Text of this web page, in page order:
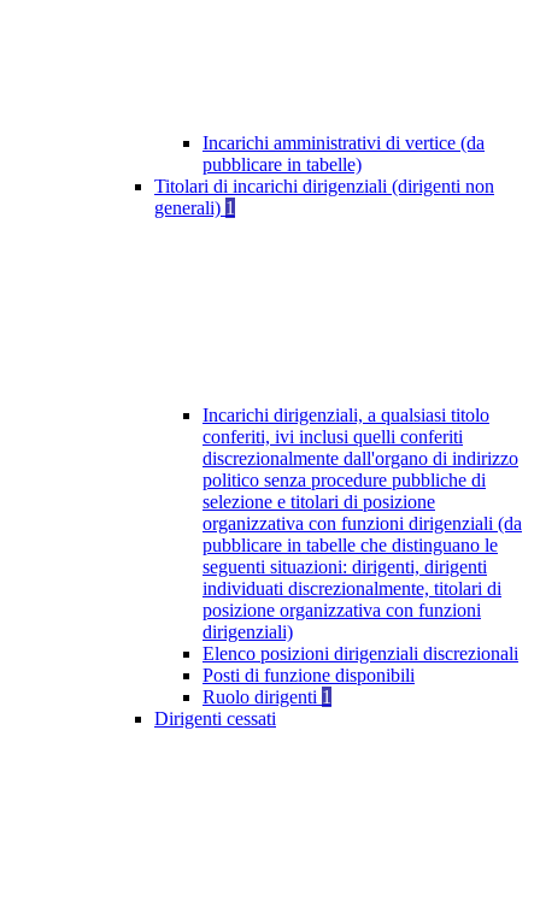
Incarichi amministrativi di vertice (da
pubblicare in tabelle)
Titolari di incarichi dirigenziali (dirigenti non
generali) 1
Incarichi dirigenziali, a qualsiasi titolo
conferiti, ivi inclusi quelli conferiti
discrezionalmente dall'organo di indirizzo
politico senza procedure pubbliche di
selezione e titolari di posizione
organizzativa con funzioni dirigenziali (da
pubblicare in tabelle che distinguano le
seguenti situazioni: dirigenti, dirigenti
individuati discrezionalmente, titolari di
posizione organizzativa con funzioni
dirigenziali)
Elenco posizioni dirigenziali discrezionali
Posti di funzione disponibili
Ruolo dirigenti 1
Dirigenti cessati